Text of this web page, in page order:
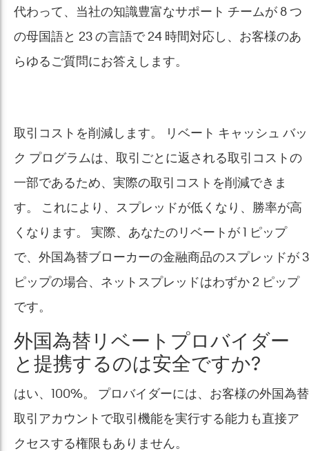
代わって、当社の知識豊富なサポート チームが 8 つ
の母国語と 23 の言語で 24 時間対応し、お客様のあ
らゆるご質問にお答えします。
取引コストを削減します。 リベート キャッシュ バッ
ク プログラムは、取引ごとに返される取引コストの
一部であるため、実際の取引コストを削減できま
す。 これにより、スプレッドが低くなり、勝率が高
くなります。 実際、あなたのリベートが 1 ピップ
で、外国為替ブローカーの金融商品のスプレッドが 3
ピップの場合、ネットスプレッドはわずか 2 ピップ
です。
外国為替リベートプロバイダー
と提携するのは安全ですか?
はい、100%。 プロバイダーには、お客様の外国為替
取引アカウントで取引機能を実行する能力も直接ア
クセスする権限もありません。